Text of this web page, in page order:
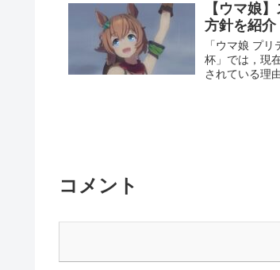
【ウマ娘
方針を紹介
「ウマ娘 プ
杯」では，現
されている理
コメント